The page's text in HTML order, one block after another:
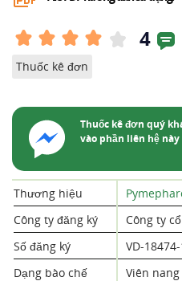
4
Thuốc kê đơn
Thuốc kê đơn quý
vào phần liên hệ
Thương hiệu
Công ty đăng ký
Công ty
Số đăng ký
VD-
Dạng bào chế
Viên